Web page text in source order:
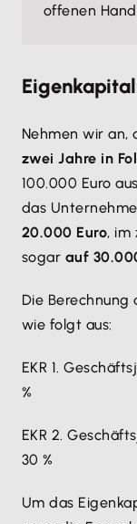
offenen
Nehmen wir an,
zwei Jahre in
100.000 Euro
das
20.000 Euro, im
sogar auf
Die
wie folgt aus:
EKR 1.
%
EKR 2.
30 %
Um das